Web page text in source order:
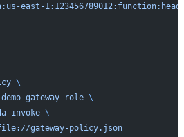
east-
\
gateway-role \
invoke \
gateway-policy.json